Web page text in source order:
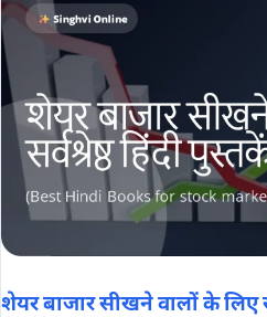
शेयर बाजार सीखने वालों के लिए